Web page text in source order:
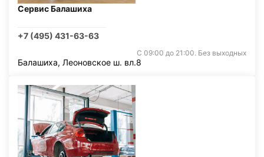
Сервис Балашиха
+7 (495) 431-63-63
С 09:00 до 21:00. Без выходных
Балашиха, Леоновское ш. вл.8